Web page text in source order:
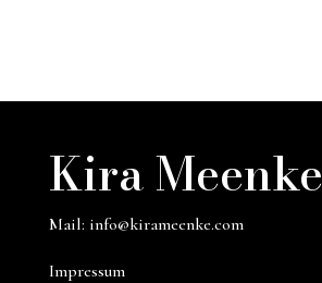
Kira Meenke
Mail: info@kirameenke.com
Impressum